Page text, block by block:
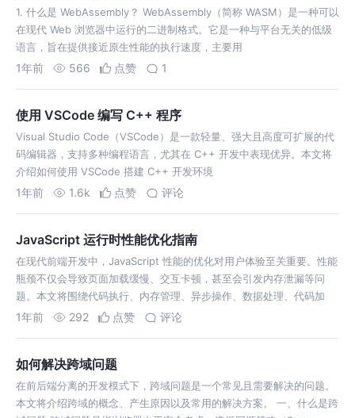
1. 什么是 WebAssembly？ WebAssembly（简称 WASM）是一种可以
在现代 Web 浏览器中运行的二进制格式。它是一种与平台无关的低级
语言，旨在提供接近原生性能的执行速度，主要用
1年前 566 点赞 1
使用 VSCode 编写 C++ 程序
Visual Studio Code（VSCode）是一款轻量、强大且高度可扩展的代
码编辑器，支持多种编程语言，尤其在 C++ 开发中表现优异。本文将
介绍如何使用 VSCode 搭建 C++ 开发环境
1年前 1.6k 点赞 评论
JavaScript 运行时性能优化指南
在现代前端开发中，JavaScript 性能的优化对用户体验至关重要。性能
瓶颈不仅会导致页面加载缓慢、交互卡顿，甚至会引发内存泄漏等问
题。本文将围绕代码执行、内存管理、异步操作、数据处理、代码加
载、性
1年前 292 点赞 评论
如何解决跨域问题
在前后端分离的开发模式下，跨域问题是一个常见且需要解决的问题。
本文将介绍跨域的概念、产生原因以及常用的解决方案。 一、什么是跨